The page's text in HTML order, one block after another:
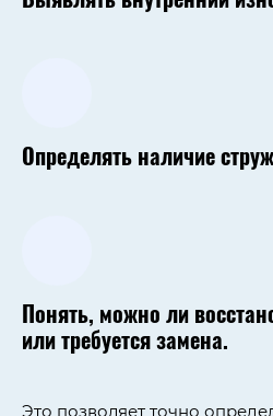
Определять наличие
Понять, можно ли
или требуется замена.
Это позволяет точно